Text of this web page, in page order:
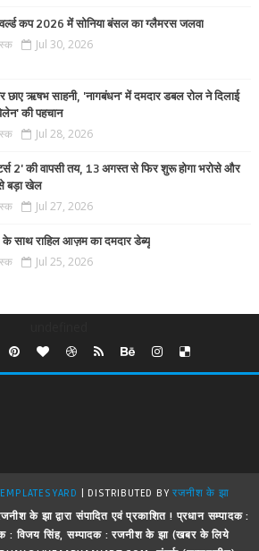
कप 2026 में सोनिया बंसल का ग्लैमरस जलवा
Jul 30, 2026
छाए ऋषभ साहनी, 'नागबंधन' में दमदार डबल रोल ने दिलाई
की पहचान
Jul 28, 2026
2' की वापसी तय, 13 अगस्त से फिर शुरू होगा भरोसे और
बड़ा खेल
Jul 27, 2026
के साथ राहिल आज़म का दमदार डेब्यू
Jul 25, 2026
| DISTRIBUTED BYरजनीश के झा
के झा द्वारा संपादित एवं प्रकाशित ! प्रधान सम्पादक :
: विजय सिंह, सम्पादक : रजनीश के झा (खबर के लिये